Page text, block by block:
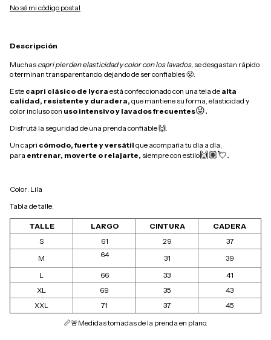
No sé mi código postal
Descripción
Muchas capri pierden elasticidad y color con los lavados,se desgastan rápido
o terminan transparentando, dejando de ser confiables 😤.
Este capri clásico de lycra está confeccionado con una tela de alta
calidad, resistente y duradera, que mantiene su forma, elasticidad y
color incluso con uso intensivo y lavados frecuentes😜.
Disfrutá la seguridad de una prenda confiable 🙌.
Un capri cómodo, fuerte y versátil que acompaña tu día a día,
para entrenar, moverte o relajarte, siempre con estilo🙌🏽💘.
Color: Lila
Tabla de talle:
TALLE LARGO CINTURA
CADERA
S
61 29
37
M
64 31
39
L
66 33
41
XL
69 35
43
XXL
71 37
45
📏🚨Medidas tomadas de la prenda en plano.